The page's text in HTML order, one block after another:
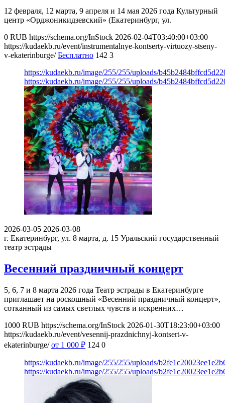
12 февраля, 12 марта, 9 апреля и 14 мая 2026 года Культурный
центр «Орджоникидзевский» (Екатеринбург, ул.
0 RUB https://schema.org/InStock 2026-02-04T03:40:00+03:00
https://kudaekb.ru/event/instrumentalnye-kontserty-virtuozy-stseny-
v-ekaterinburge/ Бесплатно 142 3
https://kudaekb.ru/image/255/255/uploads/
https://kudaekb.ru/image/255/255/uploads/
2026-03-05 2026-03-08
г. Екатеринбург, ул. 8 марта, д. 15 Уральский государственный
театр эстрады
Весенний праздничный концерт
5, 6, 7 и 8 марта 2026 года Театр эстрады в Екатеринбурге
приглашает на роскошный «Весенний праздничный концерт»,
сотканный из самых светлых чувств и искренних…
1000 RUB https://schema.org/InStock 2026-01-30T18:23:00+03:00
https://kudaekb.ru/event/vesennij-prazdnichnyj-kontsert-v-
ekaterinburge/ от 1 000 ₽ 124 0
https://kudaekb.ru/image/255/255/uploads/
https://kudaekb.ru/image/255/255/uploads/